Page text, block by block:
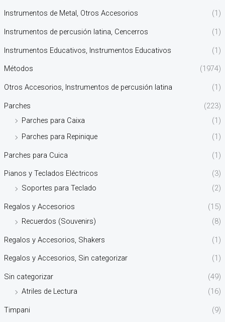
Instrumentos de Metal, Otros Accesorios (1)
Instrumentos de percusión latina, Cencerros (1)
Instrumentos Educativos, Instrumentos Educativos (1)
Métodos (1974)
Otros Accesorios, Instrumentos de percusión latina (1)
Parches
(223)
Parches para Caixa
(1)
Parches para Repinique
(1)
Parches para Cuica (1)
Pianos y Teclados Eléctricos
(3)
Soportes para Teclado
(2)
Regalos y Accesorios
(15)
Recuerdos (Souvenirs)
(8)
Regalos y Accesorios, Shakers (1)
Regalos y Accesorios, Sin categorizar (1)
Sin categorizar
(49)
Atriles de Lectura
(16)
Timpani (9)